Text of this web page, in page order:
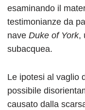
esaminando il
testimonianze da
nave Duke of York,
subacquea.
Le ipotesi al vaglio
possibile
causato dalla